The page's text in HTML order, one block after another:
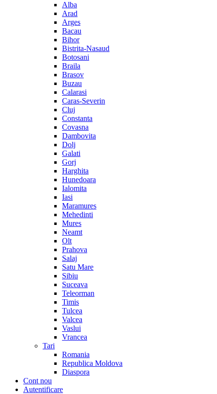
Alba
Arad
Arges
Bacau
Bihor
Bistrita-Nasaud
Botosani
Braila
Brasov
Buzau
Calarasi
Caras-Severin
Cluj
Constanta
Covasna
Dambovita
Dolj
Galati
Gorj
Harghita
Hunedoara
Ialomita
Iasi
Maramures
Mehedinti
Mures
Neamt
Olt
Prahova
Salaj
Satu Mare
Sibiu
Suceava
Teleorman
Timis
Tulcea
Valcea
Vaslui
Vrancea
Tari
Romania
Republica Moldova
Diaspora
Cont nou
Autentificare